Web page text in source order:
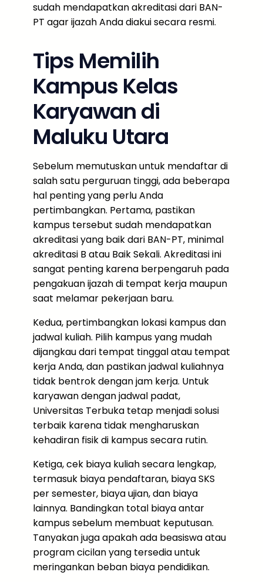
sudah mendapatkan akreditasi dari BAN-
PT agar ijazah Anda diakui secara resmi.
Tips Memilih
Kampus Kelas
Karyawan di
Maluku Utara
Sebelum memutuskan untuk mendaftar di
salah satu perguruan tinggi, ada beberapa
hal penting yang perlu Anda
pertimbangkan. Pertama, pastikan
kampus tersebut sudah mendapatkan
akreditasi yang baik dari BAN-PT, minimal
akreditasi B atau Baik Sekali. Akreditasi ini
sangat penting karena berpengaruh pada
pengakuan ijazah di tempat kerja maupun
saat melamar pekerjaan baru.
Kedua, pertimbangkan lokasi kampus dan
jadwal kuliah. Pilih kampus yang mudah
dijangkau dari tempat tinggal atau tempat
kerja Anda, dan pastikan jadwal kuliahnya
tidak bentrok dengan jam kerja. Untuk
karyawan dengan jadwal padat,
Universitas Terbuka tetap menjadi solusi
terbaik karena tidak mengharuskan
kehadiran fisik di kampus secara rutin.
Ketiga, cek biaya kuliah secara lengkap,
termasuk biaya pendaftaran, biaya SKS
per semester, biaya ujian, dan biaya
lainnya. Bandingkan total biaya antar
kampus sebelum membuat keputusan.
Tanyakan juga apakah ada beasiswa atau
program cicilan yang tersedia untuk
meringankan beban biaya pendidikan.